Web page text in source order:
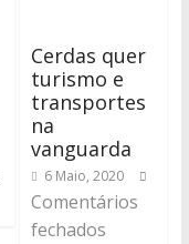
Cerdas quer
turismo e
transportes
na
vanguarda
6 Maio, 2020
Comentários
fechados